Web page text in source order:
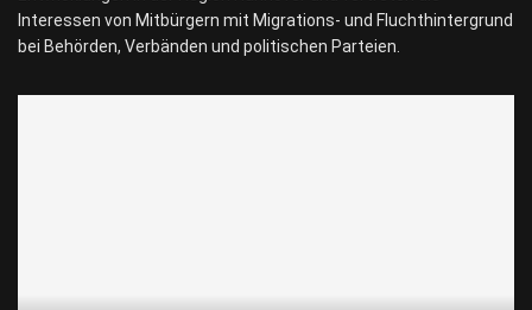
Interessen von Mitbürgern mit Migrations- und Fluchthintergrund
bei Behörden, Verbänden und politischen Parteien.